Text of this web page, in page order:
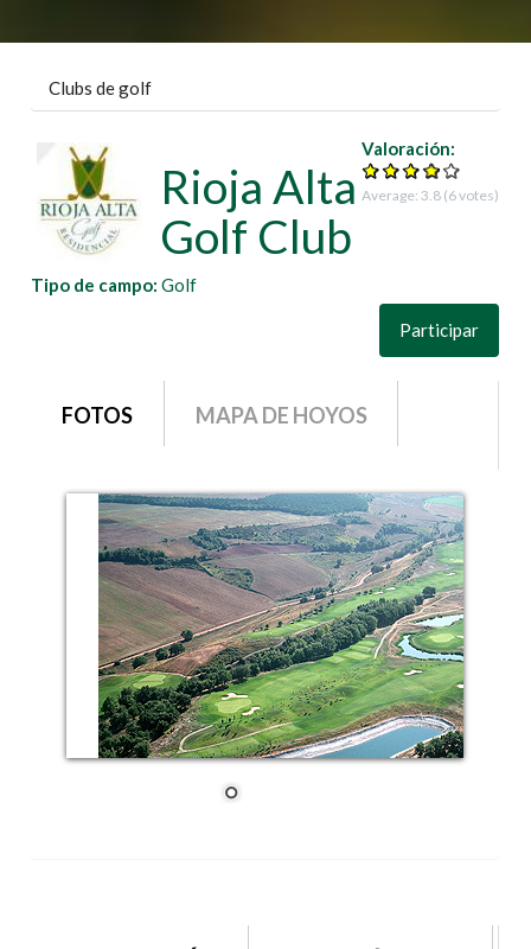
Clubs de golf
Valoración:
Average:3.8 (6votes)
Rioja Alta
Golf Club
Tipo de campo:Golf
Participar
grupo1
FOTOS MAPA DE HOYOS